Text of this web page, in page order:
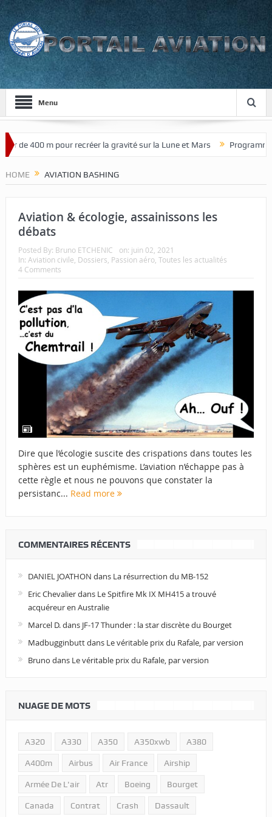
Menu
de 400 m pour recréer la gravité sur la Lune et Mars Programme
HOME AVIATION BASHING
Aviation & écologie, assainissons les
débats
Posted By: Bruno ETCHENIC on: juin 02, 2021
In: Aviation civile Dossiers Passion aéro, Toutes les actualités
4 Comments
Dire que l’écologie suscite des crispations dans toutes les
sphères est un euphémisme. L’aviation n’échappe pas à
cette règle et nous ne pouvons que constater la
persistanc... Read more
COMMENTAIRES RÉCENTS
DANIEL JOATHON dans La résurrection du MB-152
Eric Chevalierdans Le Spitfire Mk IX MH415 a trouvé
acquéreur en Australie
Marcel D.dans JF-17 Thunder : la star discrète du Bourget
Madbugginbuttdans Le véritable prix du Rafale, par version
Bruno dans Le véritable prix du Rafale, par version
NUAGE DE MOTS
A320 A330 A350 A350xwb A380
A400m Airbus Air France Airship
Armée De L'air Atr Boeing Bourget
Canada Contrat Crash Dassault